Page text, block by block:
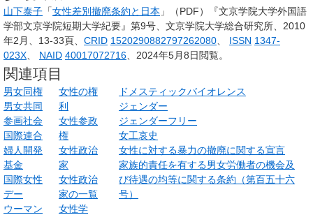
山下泰子 「女性差別撤廃条約と日本 」（PDF）『文京学院大学外国語
学部文京学院短期大学紀要』第9号、文京学院大学総合研究所、2010
年2月、13-33頁、 CRID 1520290882797262080 ISSN 1347-
023X
NAID 40017072716 2024年5月8日閲覧。
関連項目
男女同権
男女共同
参画社会
国際連合
婦人開発
基金
国際女性
デー
ウーマン
女性の権
利
女性参政
権
女性政治
家
女性政治
家の一覧
女性学
ドメスティックバイオレンス
ジェンダー
ジェンダーフリー
女工哀史
女性に対する暴力の撤廃に関する宣言
家族的責任を有する男女労働者の機会及
び待遇の均等に関する条約（第百五十六
号）